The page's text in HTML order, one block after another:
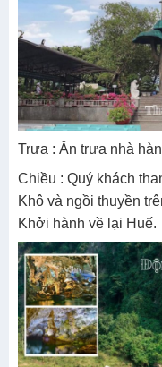
Trưa : Ăn trưa nhà
Chiều : Quý khách
Khô và ngồi thuyền
Khởi hành về lại Huế.